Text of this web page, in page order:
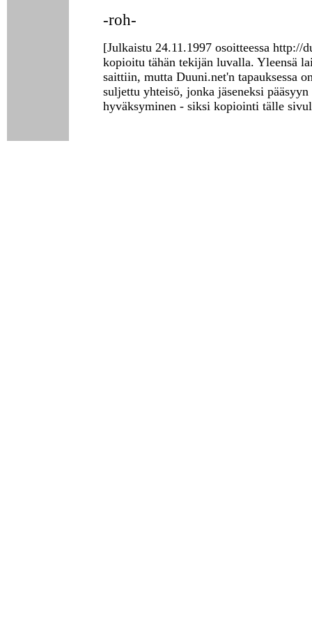
-roh-
[Julkaistu 24.11.1997 osoitteessa http://
kopioitu tähän tekijän luvalla. Yleensä
saittiin, mutta Duuni.net'n tapauksessa
suljettu yhteisö, jonka jäseneksi
hyväksyminen - siksi kopiointi tälle